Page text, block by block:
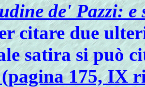
de' Pazzi: e
citare due
satira si può
175, IX